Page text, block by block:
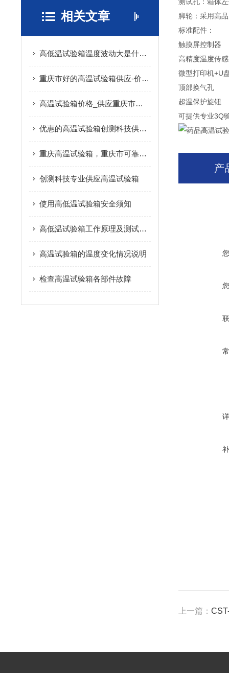
相关文章
高低温试验箱温度波动大是什么原因导致的？
重庆市好的高温试验箱供应-价位合理的高温试验箱
高温试验箱价格_供应重庆市高温试验箱
优惠的高温试验箱创测科技供应-高温试验箱制作厂家价位
重庆高温试验箱，重庆市可靠的高温试验箱供应商是哪家
创测科技专业供应高温试验箱
使用高低温试验箱安全须知
高低温试验箱工作原理及测试方法
高温试验箱的温度变化情况说明
检查高温试验箱各部件故障
脚轮：采用高
标准配件：
触摸屏控制器
高精度温度传
微型打印机+U
顶部换气孔
超温保护旋钮
可提供专业3Q
产
上一篇：